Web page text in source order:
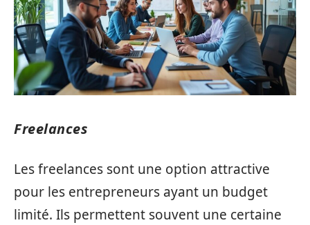
Freelances
Les freelances sont une option attractive
pour les entrepreneurs ayant un budget
limité. Ils permettent souvent une certaine